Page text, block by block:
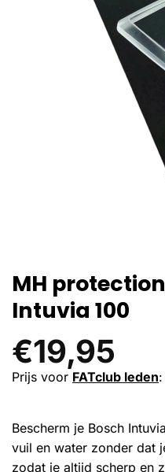
MH
Intuvia 100
€19,95
Prijs voor FATclub leden:
Bescherm je Bosch
vuil en water zonder dat
zodat je altijd scherp en